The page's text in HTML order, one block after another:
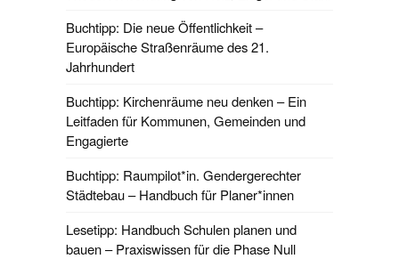
Buchtipp: Die neue Öffentlichkeit –
Europäische Straßenräume des 21.
Jahrhundert
Buchtipp: Kirchenräume neu denken – Ein
Leitfaden für Kommunen, Gemeinden und
Engagierte
Buchtipp: Raumpilot*in. Gendergerechter
Städtebau – Handbuch für Planer*innen
Lesetipp: Handbuch Schulen planen und
bauen – Praxiswissen für die Phase Null